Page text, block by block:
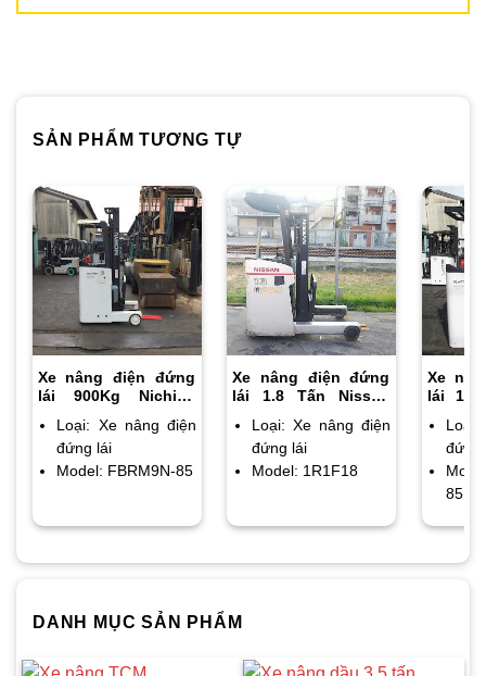
SẢN PHẨM TƯƠNG TỰ
Xe nâng điện đứng
lái 900Kg Nichiyu
cao nâng 4m
Loại: Xe nâng điện
đứng lái
Model: FBRM9N-85
Xe nâng điện đứng
lái 1.8 Tấn Nissan
chiều cao nâng 3m
Loại: Xe nâng điện
đứng lái
Model: 1R1F18
Xe
lái 1.5
cao
đứng
85B
DANH MỤC SẢN PHẨM